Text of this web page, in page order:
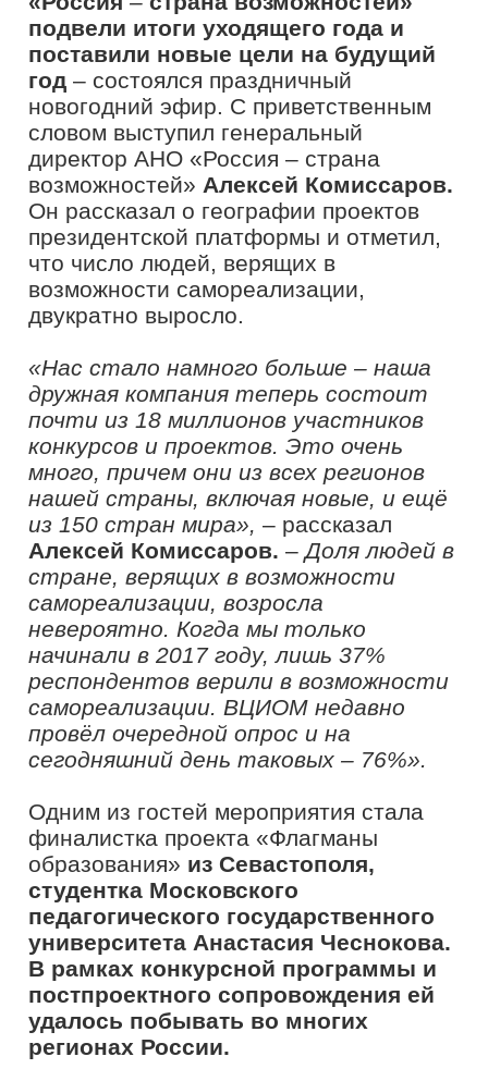
«Нас стало намного больше – наша
дружная компания теперь состоит
почти из 18 миллионов участников
конкурсов и проектов. Это очень
много, причем они из всех регионов
нашей страны, включая новые, и ещё
из 150 стран мира»,– рассказал
Алексей Комиссаров.–Доля людей в
стране, верящих в возможности
самореализации, возросла
невероятно. Когда мы только
начинали в 2017 году, лишь 37%
респондентов верили в возможности
самореализации. ВЦИОМ недавно
провёл очередной опрос и на
сегодняшний день таковых – 76%».
Одним из гостей мероприятия стала
финалистка проекта «Флагманы
образования»из Севастополя,
студентка Московского
педагогического государственного
университета Анастасия Чеснокова.
В рамках конкурсной программы и
постпроектного сопровождения ей
удалось побывать во многих
регионах России.
«2022 год был очень насыщенным.
Благодаря «Флагманам
образования» я посетила
неимоверное количество уголков
нашей страны–Санкт-Петербург,
Байкал, Северная Осетия,
Дагестан, Чеченская Республика.
Даже прошла отбор на участие в
образовательном форуме
«Флагманы Пятигорска» в Центре
присоединилась к нему онлайн»,–
рассказала Анастасия Чеснокова.
Говоря о планах на будущий год,
Анастасия отметила, что будет
участвовать в новых проектах.
Также она выразила зрителям
теплые новогодние пожелания.
«Начало 2023 года я бы хотела
посвятить передышке
немного
отдохнуть, а потом с новыми
силами «ворваться» в реализацию